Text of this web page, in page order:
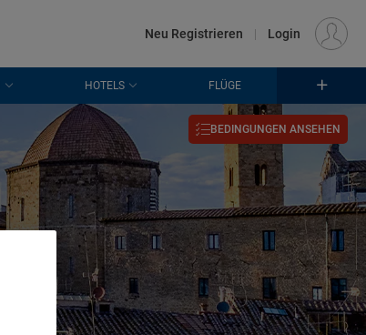
EUR
Neu Registrieren | Login
HOTELS FLÜGE
BEDINGUNGEN ANSEHEN